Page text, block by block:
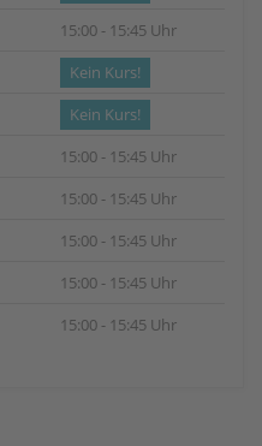
15:00 - 15:45 Uhr
Kein Kurs!
Kein Kurs!
15:00 - 15:45 Uhr
15:00 - 15:45 Uhr
15:00 - 15:45 Uhr
15:00 - 15:45 Uhr
15:00 - 15:45 Uhr